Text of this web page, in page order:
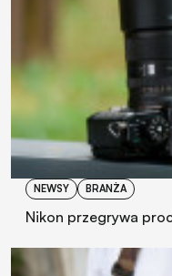
NEWSY BRANŻA
Nikon przegrywa